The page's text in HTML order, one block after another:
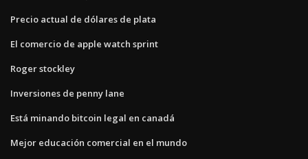
Precio actual de dólares de plata
El comercio de apple watch sprint
Roger stockley
Inversiones de penny lane
Está minando bitcoin legal en canadá
Mejor educación comercial en el mundo